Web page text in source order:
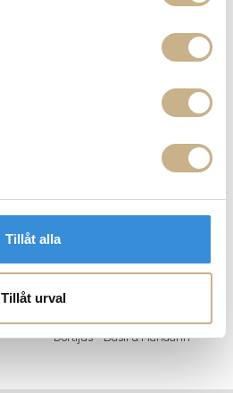
Tillåt alla
Tillåt urval
Doftljus - Basil & Mandarin